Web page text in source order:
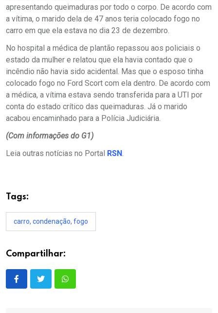
apresentando queimaduras por todo o corpo. De acordo com
a vítima, o marido dela de 47 anos teria colocado fogo no
carro em que ela estava no dia 23 de dezembro.
No hospital a médica de plantão repassou aos policiais o
estado da mulher e relatou que ela havia contado que o
incêndio não havia sido acidental. Mas que o esposo tinha
colocado fogo no Ford Scort com ela dentro. De acordo com
a médica, a vítima estava sendo transferida para a UTI por
conta do estado crítico das queimaduras. Já o marido
acabou encaminhado para a Polícia Judiciária.
(Com informações do G1)
Leia outras notícias no Portal RSN.
Tags:
carro, condenação, fogo
Compartilhar: